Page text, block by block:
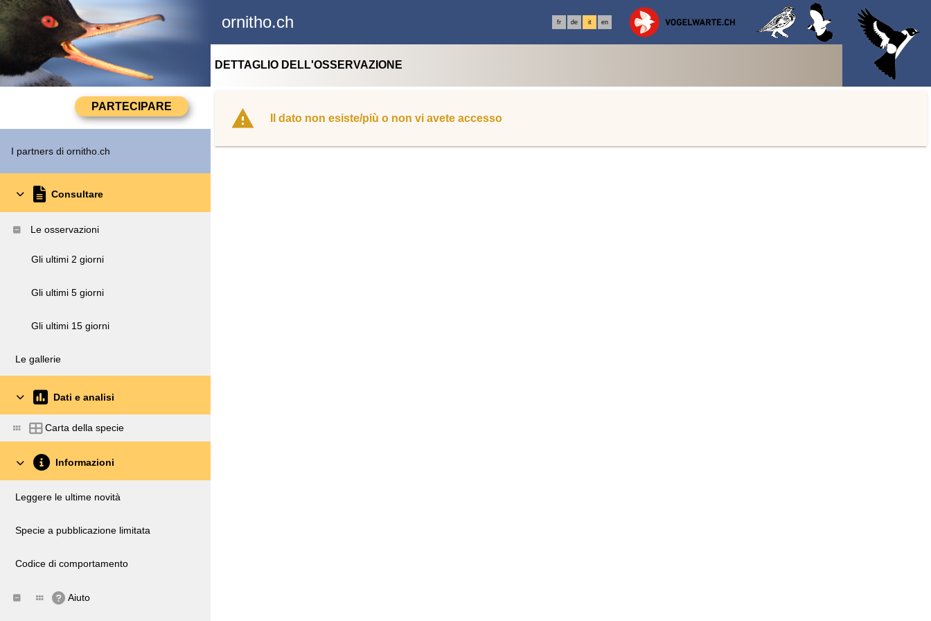
ornitho.ch fr de it en
I partners di ornitho.ch
Consultare
Le osservazioni
Gli ultimi 2 giorni
Gli ultimi 5 giorni
Gli ultimi 15 giorni
Le gallerie
Dati e analisi
Carta della specie
Informazioni
Leggere le ultime novità
Specie a pubblicazione limitata
Codice di comportamento
Aiuto
DETTAGLIO DELL'OSSERVAZIONE
Il dato non esiste/più o non vi avete accesso